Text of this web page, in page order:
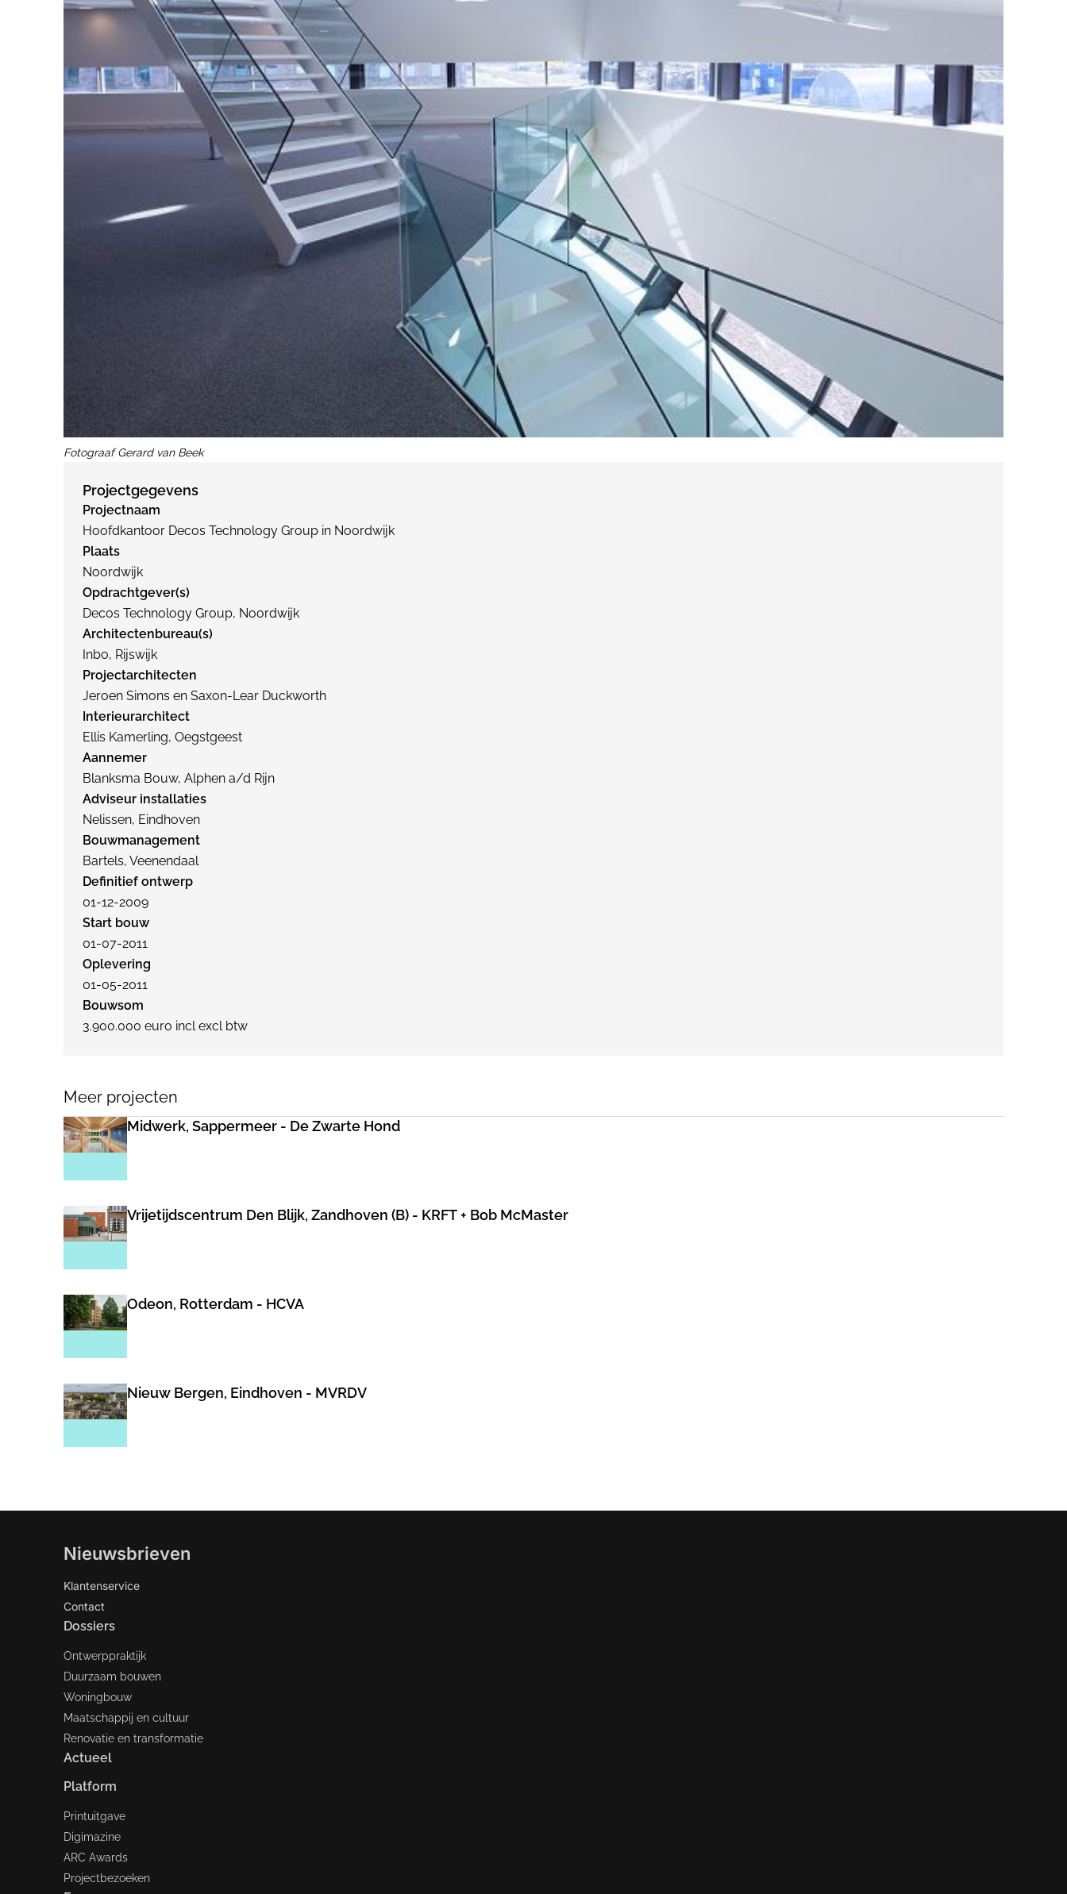
Fotograaf Gerard van Beek
Projectgegevens
Projectnaam
Hoofdkantoor Decos Technology Group in Noordwijk
Plaats
Noordwijk
Opdrachtgever(s)
Decos Technology Group, Noordwijk
Architectenbureau(s)
Inbo, Rijswijk
Projectarchitecten
Jeroen Simons en Saxon-Lear Duckworth
Interieurarchitect
Ellis Kamerling, Oegstgeest
Aannemer
Blanksma Bouw, Alphen a/d Rijn
Adviseur installaties
Nelissen, Eindhoven
Bouwmanagement
Bartels, Veenendaal
Definitief ontwerp
01-12-2009
Start bouw
01-07-2011
Oplevering
01-05-2011
Bouwsom
3.900.000 euro incl excl btw
Meer projecten
Midwerk, Sappermeer - De Zwarte Hond
Vrijetijdscentrum Den Blijk, Zandhoven (B) - KRFT + Bob McMaster
Odeon, Rotterdam - HCVA
Nieuw Bergen, Eindhoven - MVRDV
Nieuwsbrieven
Klantenservice
Contact
Dossiers
Ontwerppraktijk
Duurzaam bouwen
Woningbouw
Maatschappij en cultuur
Renovatie en transformatie
Actueel
Platform
Printuitgave
Digimazine
ARC Awards
Projectbezoeken